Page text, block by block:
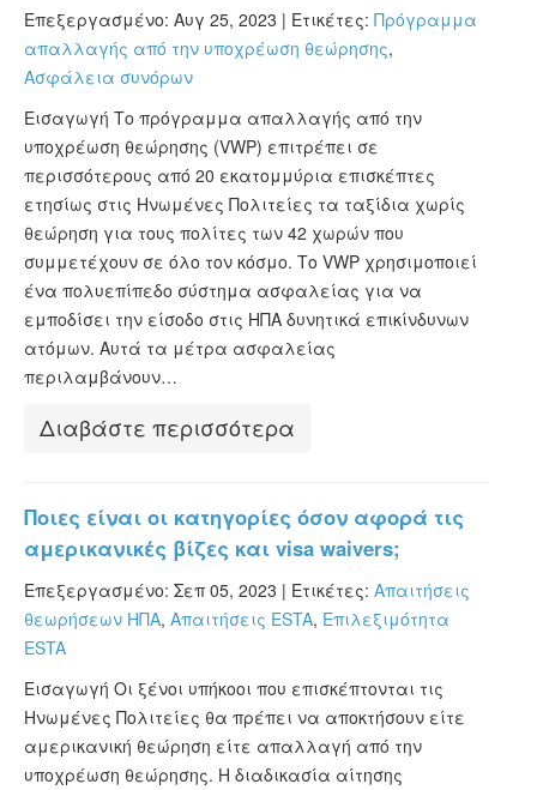
Επεξεργασμένο: Αυγ 25, 2023 | Ετικέτες: Πρόγραμμα
απαλλαγής από την υποχρέωση θεώρησης,
Ασφάλεια συνόρων
Εισαγωγή Το πρόγραμμα απαλλαγής από την
υποχρέωση θεώρησης (VWP) επιτρέπει σε
περισσότερους από 20 εκατομμύρια επισκέπτες
ετησίως στις Ηνωμένες Πολιτείες τα ταξίδια χωρίς
θεώρηση για τους πολίτες των 42 χωρών που
συμμετέχουν σε όλο τον κόσμο. Το VWP χρησιμοποιεί
ένα πολυεπίπεδο σύστημα ασφαλείας για να
εμποδίσει την είσοδο στις ΗΠΑ δυνητικά επικίνδυνων
ατόμων. Αυτά τα μέτρα ασφαλείας
περιλαμβάνουν…
Διαβάστε περισσότερα
Ποιες είναι οι κατηγορίες όσον αφορά τις
αμερικανικές βίζες και visa waivers;
Επεξεργασμένο: Σεπ 05, 2023 | Ετικέτες: Απαιτήσεις
θεωρήσεων ΗΠΑ, Απαιτήσεις ESTA, Επιλεξιμότητα
ESTA
Εισαγωγή Οι ξένοι υπήκοοι που επισκέπτονται τις
Ηνωμένες Πολιτείες θα πρέπει να αποκτήσουν είτε
αμερικανική θεώρηση είτε απαλλαγή από την
υποχρέωση θεώρησης. Η διαδικασία αίτησης